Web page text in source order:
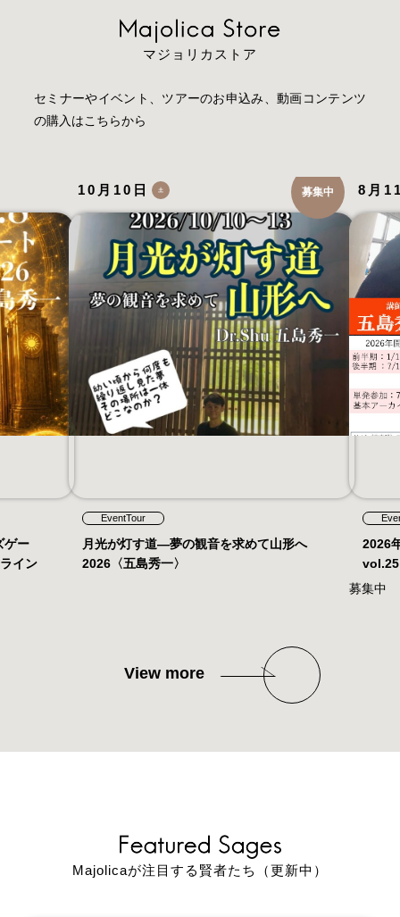
マジョリカストア
セミナーやイベント、ツアーのお申込み、動画コンテンツ
の購入はこちらから
ゲー
イン
10月10日 土
EventTour
月光が灯す道—夢の観音を求めて山形へ
2026〈五島秀一〉
募集中 8月
2026
vol.25
募集中
View more
Majolicaが注目する賢者たち（更新中）